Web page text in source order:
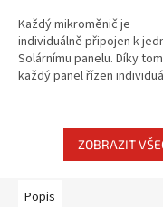
Každý mikroměnič je
individuálně připojen k
Solárnímu panelu. Díky
každý panel řízen
ZOBRAZIT
Popis